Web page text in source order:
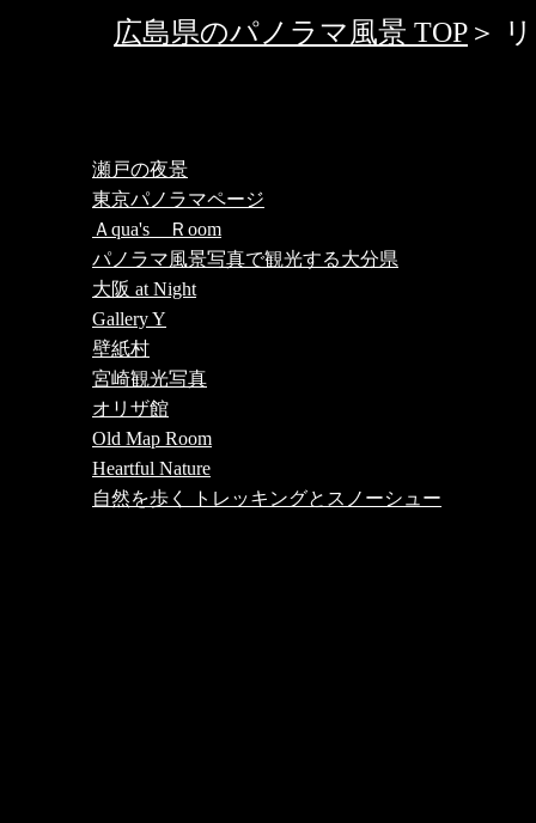
広島県のパノラマ風景 TOP ＞
瀬戸の夜景
東京パノラマページ
Ａqua's Ｒoom
パノラマ風景写真で観光する大分県
大阪 at Night
Gallery Y
壁紙村
宮崎観光写真
オリザ館
Old Map Room
Heartful Nature
自然を歩く トレッキングとスノーシュー